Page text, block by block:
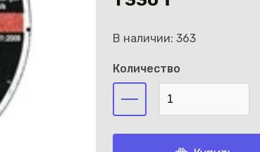
В наличии: 363
Количество